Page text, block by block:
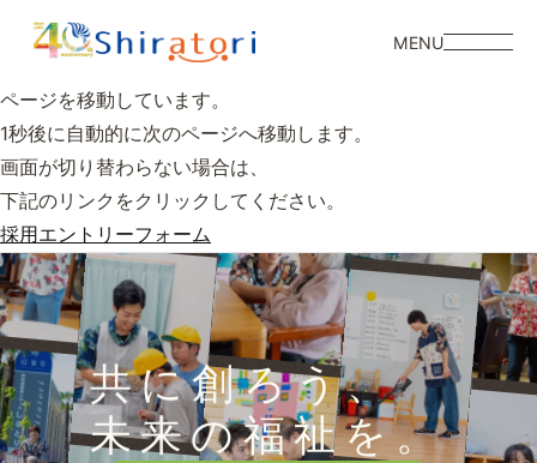
MENU
ページを移動しています。
1秒後に自動的に次のページへ移動します。
画面が切り替わらない場合は、
下記のリンクをクリックしてください。
採用エントリーフォーム
共に創ろう、
未来の福祉を。